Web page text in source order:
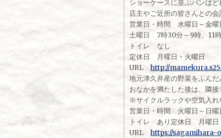
ショーケースに並ぶパンは
店主やご近所の皆さんとの
営業日・時間 水曜日～金
土曜日 7時30分～9時、11
トイレ なし
定休日 月曜日・火曜日
URLhttp://
地元津久井産の野菜をふん
おなかを満たした後は、隣
※サイクルラックや空気入
営業日・時間 火曜日～日曜
トイレ あり定休日 月曜日
URLhttps://sagamihara-